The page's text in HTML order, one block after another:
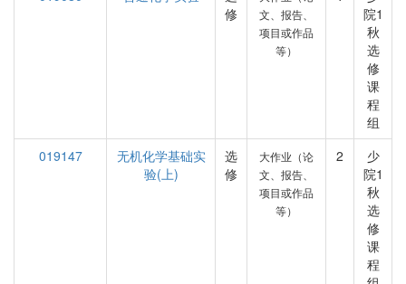
修
文、报告、
项目或作品
等）
院1
秋
选
修
课
程
组
019147
无机化学基础实
验(上)
选
修
大作业（论
文、报告、
项目或作品
等）
2
少
院1
秋
选
修
课
程